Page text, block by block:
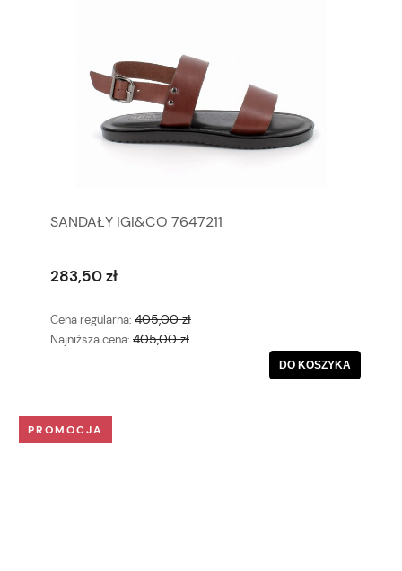
SANDAŁY IGI&CO 7647211
283,50 zł
Cena regularna: 405,00 zł
Najniższa cena: 405,00 zł
DO KOSZYKA
PROMOCJA